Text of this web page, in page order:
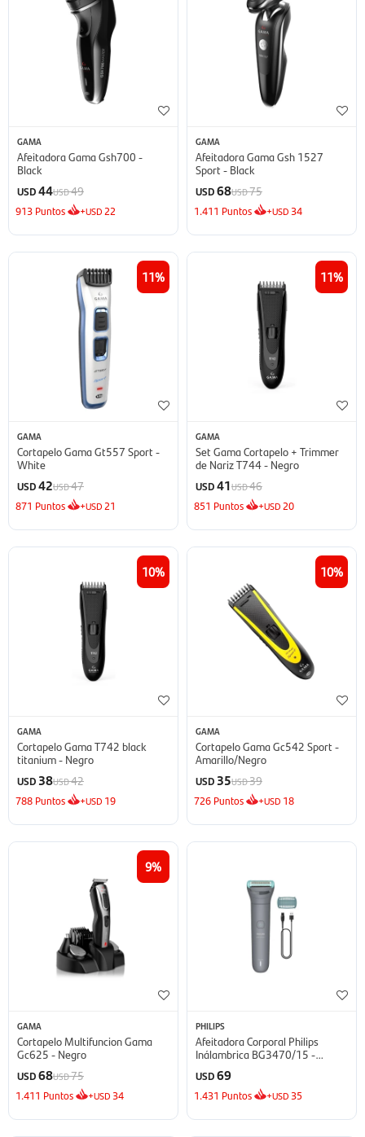
GAMA
Afeitadora Gama Gsh700 -
Black
USD44USD49
913 Puntos +USD 22
GAMA
Afeitadora Gama Gsh 1527
Sport - Black
USD68USD75
1.411 Puntos +USD 34
11
GAMA
Cortapelo Gama Gt557 Sport -
White
USD42USD47
871 Puntos +USD 21
11
GAMA
Set Gama Cortapelo + Trimmer
de Nariz T744 - Negro
USD41USD46
851 Puntos +USD 20
10
GAMA
Cortapelo Gama T742 black
titanium - Negro
USD 38USD42
788 Puntos +USD 19
10
GAMA
Cortapelo Gama Gc542 Sport -
Amarillo/Negro
USD 35USD39
726 Puntos +USD 18
9
GAMA
Cortapelo Multifuncion Gama
Gc625 - Negro
USD68USD75
1.411 Puntos +USD 34
PHILIPS
Afeitadora Corporal Philips
Inálambrica BG3470/15 -
USD69
1.431 Puntos +USD 35